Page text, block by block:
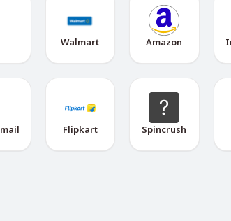
Walmart Amazon
Flipkart Spincrush